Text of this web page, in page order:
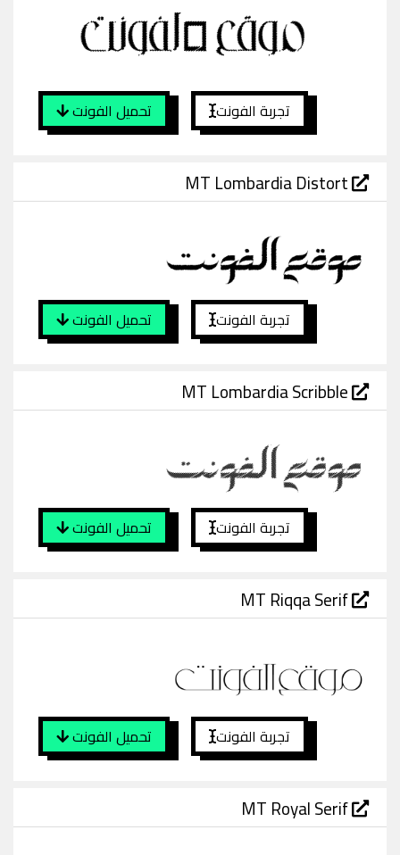
تحميل الفونت تجربة الفونت
MT Lombardia Distort
تحميل الفونت تجربة الفونت
MT Lombardia Scribble
تحميل الفونت تجربة الفونت
MT Riqqa Serif
تحميل الفونت تجربة الفونت
MT Royal Serif